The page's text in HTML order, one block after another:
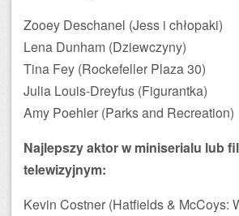
Zooey Deschanel (Jess i chłopaki)
Lena Dunham (Dziewczyny)
Tina Fey (Rockefeller Plaza 30)
Julia Louis-Dreyfus (Figurantka)
Amy Poehler (Parks and Recreation)
Najlepszy aktor w miniserialu lub
telewizyjnym:
Kevin Costner (Hatfields & McCoys: